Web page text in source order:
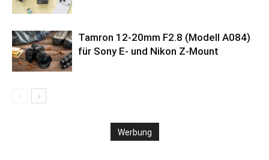
Tamron 12-20mm F2.8 (Modell A084)
für Sony E- und Nikon Z-Mount
Werbung